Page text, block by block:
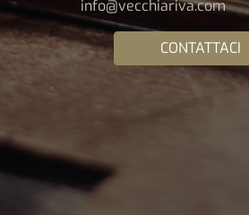
info@vecchiariva.com
CONTATTACI